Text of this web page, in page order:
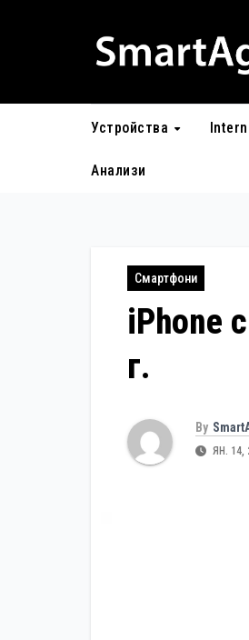
Устройства
Анализи
Смартфони
iPhone
г.
By
ЯН. 14,